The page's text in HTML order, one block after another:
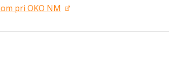
pri OKO NM